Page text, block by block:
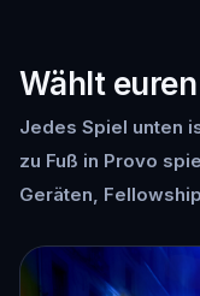
Wählt
Jedes Spiel unten
zu Fuß in Provo
Geräten,